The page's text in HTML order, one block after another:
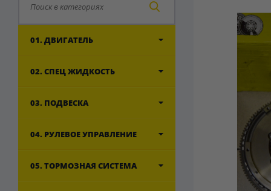
01. ДВИГАТЕЛЬ
02. СПЕЦ ЖИДКОСТЬ
03. ПОДВЕСКА
04. РУЛЕВОЕ УПРАВЛЕНИЕ
05. ТОРМОЗНАЯ СИСТЕМА